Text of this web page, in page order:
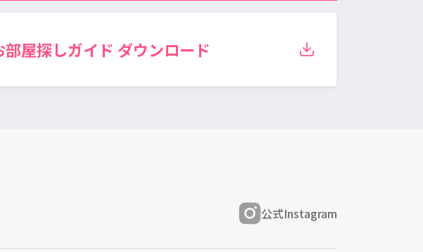
部屋探しガイド ダウンロード
公式Instagram